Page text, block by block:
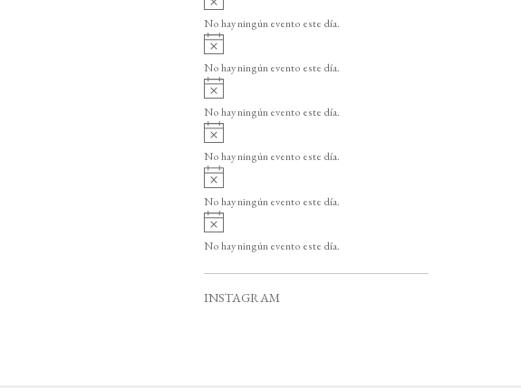
o
v
i
o
No hay ningún evento este día.
v
i
o
No hay ningún evento este día.
v
i
o
No hay ningún evento este día.
v
i
o
No hay ningún evento este día.
A
v
i
o
No hay ningún evento este día.
A
v
i
No hay ningún evento este día.
INSTAGRAM